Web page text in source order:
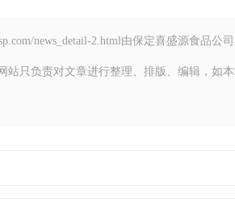
news_detail-2.html由保定喜盛源食品公
站只负责对文章进行整理、排版、编辑，如